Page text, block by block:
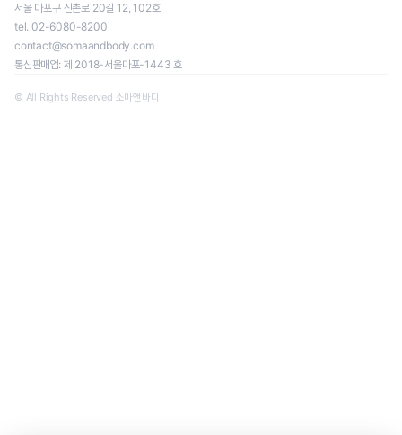
서울 마포구 신촌로 20길 12, 102호
tel. 02-6080-8200
contact@somaandbody.com
통신판매업: 제 2018-서울마포-1443 호
© All Rights Reserved 소마앤바디